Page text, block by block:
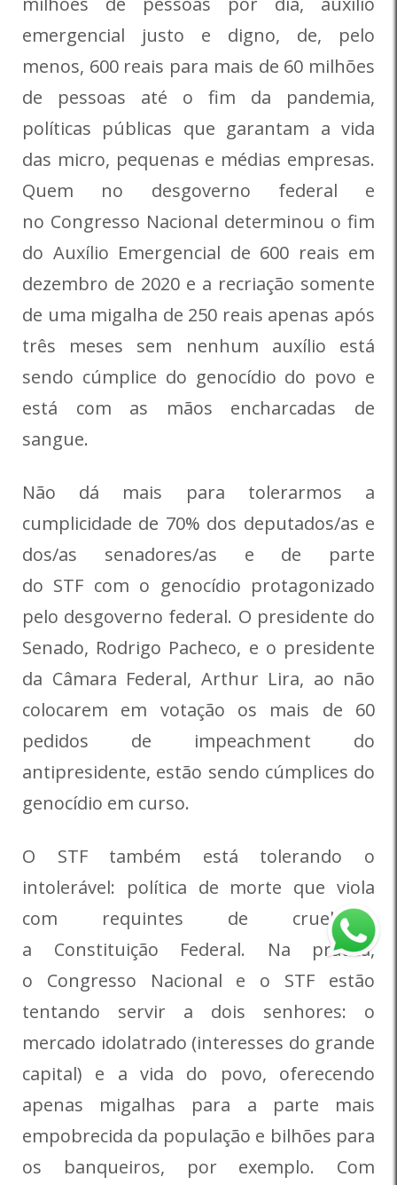
emergencial justo e digno, de, pelo
menos, 600 reais para mais de 60 milhões
de pessoas até o fim da pandemia,
políticas públicas que garantam a vida
das micro, pequenas e médias empresas.
Quem no desgoverno federal e
no Congresso Nacional determinou o fim
do Auxílio Emergencial de 600 reais em
dezembro de 2020 e a recriação somente
de uma migalha de 250 reais apenas após
três meses sem nenhum auxílio está
sendo cúmplice do genocídio do povo e
está com as mãos encharcadas de
sangue.
Não dá mais para tolerarmos a
cumplicidade de 70% dos deputados/as e
dos/as senadores/as e de parte
do STF com o genocídio protagonizado
pelo desgoverno federal. O presidente do
Senado, Rodrigo Pacheco, e o presidente
da Câmara Federal, Arthur Lira, ao não
colocarem em votação os mais de 60
pedidos de impeachment do
antipresidente, estão sendo cúmplices do
genocídio em curso.
O STF também está tolerando o
intolerável: política de morte que viola
com requintes de crueldade
a Constituição Federal. Na prática,
o Congresso Nacional e o STF estão
tentando servir a dois senhores: o
mercado idolatrado (interesses do grande
capital) e a vida do povo, oferecendo
apenas migalhas para a parte mais
empobrecida da população e bilhões para
os banqueiros, por exemplo. Com